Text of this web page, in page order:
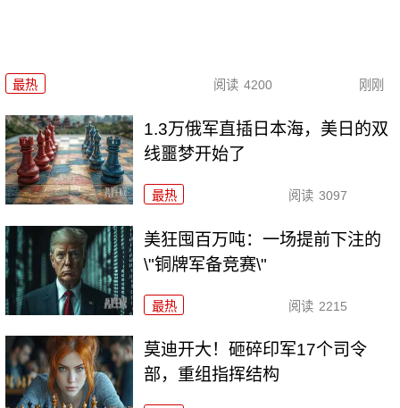
最热 阅读 4200 刚刚
1.3万俄军直插日本海，美日的双
线噩梦开始了
最热 阅读 3097
美狂囤百万吨：一场提前下注的
\"铜牌军备竞赛\"
最热 阅读 2215
莫迪开大！砸碎印军17个司令
部，重组指挥结构